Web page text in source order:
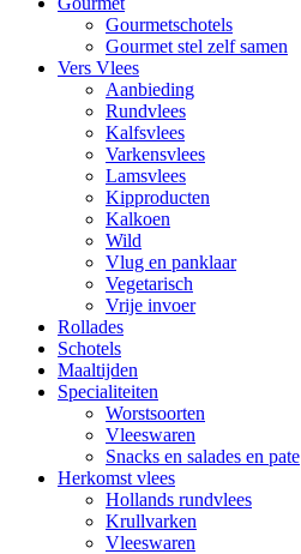
Gourmetschotels
Gourmet stel zelf samen
Vers Vlees
Aanbieding
Rundvlees
Kalfsvlees
Varkensvlees
Lamsvlees
Kipproducten
Kalkoen
Wild
Vlug en panklaar
Vegetarisch
Vrije invoer
Rollades
Schotels
Maaltijden
Specialiteiten
Worstsoorten
Vleeswaren
Snacks en salades en pate
Herkomst vlees
Hollands rundvlees
Krullvarken
Vleeswaren